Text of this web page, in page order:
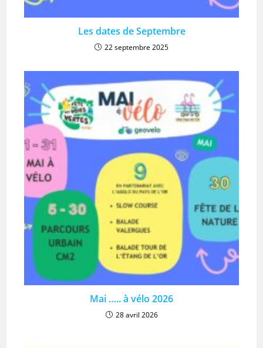
Les dates de Septembre
22 septembre 2025
Mai ….. à vélo 2026
28 avril 2026